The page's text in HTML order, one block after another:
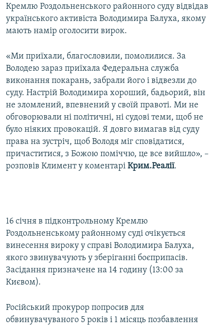
Усі сайти RFE/RL
Кремлю Роздольненського районного суду відвідав
українського активіста Володимира Балуха, якому
мають намір оголосити вирок.
«Ми приїхали, благословили, помолилися. За
Володею зараз приїхала Федеральна служба
виконання покарань, забрали його і відвезли до
суду. Настрій Володимира хороший, бадьорий, він
не зломлений, впевнений у своїй правоті. Ми не
обговорювали ні політичні, ні судові теми, щоб не
було ніяких провокацій. Я довго вимагав від суду
права на зустріч, щоб Володя міг сповідатися,
причаститися, з Божою поміччю, це все вийшло», –
розповів Климент у коментарі Крим.Реалії.
16 січня в підконтрольному Кремлю
Роздольненському районному суді очікується
винесення вироку у справі Володимира Балуха,
якого звинувачують у зберіганні боєприпасів.
Засідання призначене на 14 годину (13:00 за
Києвом).
Російський прокурор попросив для
обвинувачуваного 5 років і 1 місяць позбавлення